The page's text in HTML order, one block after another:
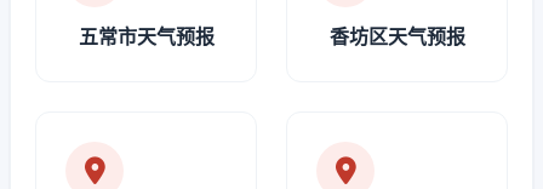
五常市天气预报 香坊区天气预报